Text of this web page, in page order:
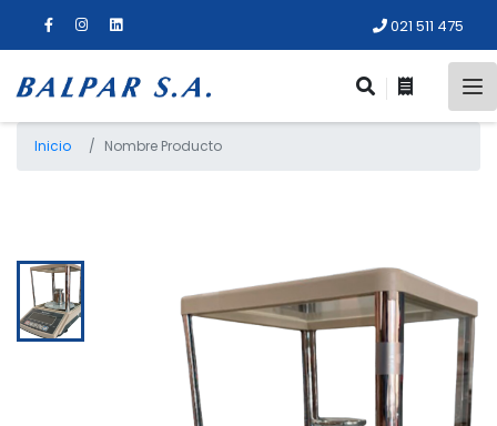
021 511 475
Inicio Nombre Producto